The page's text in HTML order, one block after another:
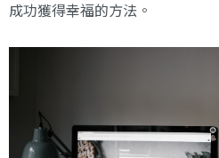
成功獲得幸福的方法。